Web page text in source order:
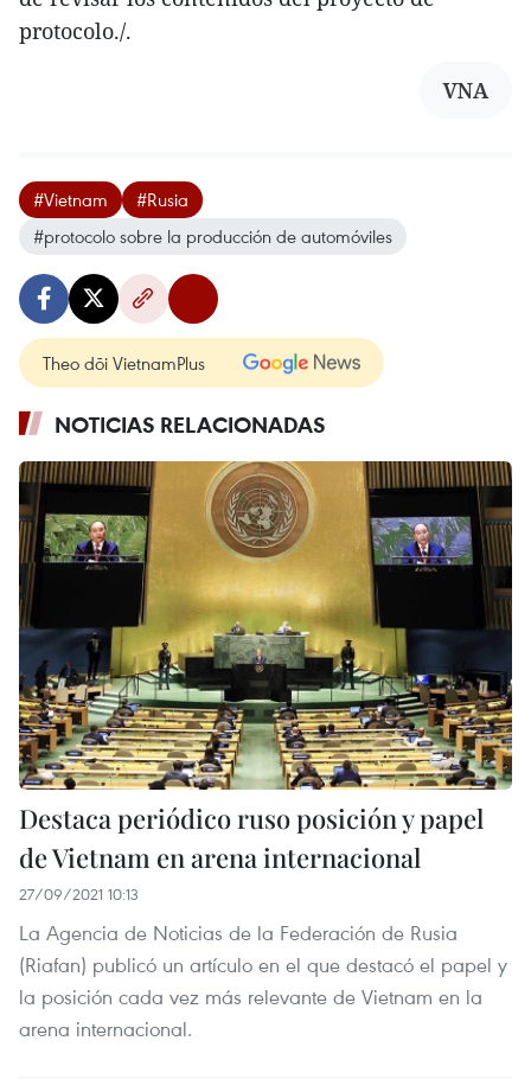
protocolo./.
VNA
#Vietnam
#Rusia
#protocolo sobre la producción de automóviles
Theo dõi VietnamPlus
NOTICIAS RELACIONADAS
Destaca periódico ruso posición y papel
de Vietnam en arena internacional
27/09/2021 10:13
La Agencia de Noticias de la Federación de Rusia
(Riafan) publicó un artículo en el que destacó el papel y
la posición cada vez más relevante de Vietnam en la
arena internacional.